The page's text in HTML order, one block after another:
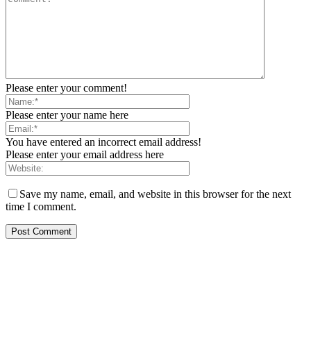
Please enter your comment!
Please enter your name here
You have entered an incorrect email address!
Please enter your email address here
Save my name, email, and website in this browser for the next
time I comment.